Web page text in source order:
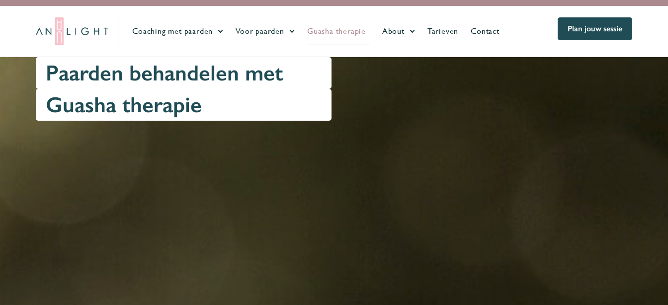
Coaching met paarden Voor paarden Guasha therapie About Tarieven Contact Plan jouw sessie
Paarden behandelen met
Guasha therapie